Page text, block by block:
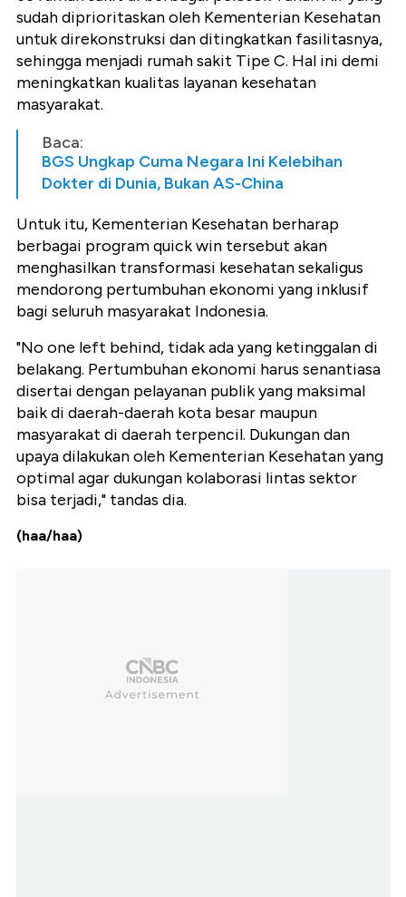
sudah diprioritaskan oleh Kementerian Kesehatan
untuk direkonstruksi dan ditingkatkan fasilitasnya,
sehingga menjadi rumah sakit Tipe C. Hal ini demi
meningkatkan kualitas layanan kesehatan
masyarakat.
Baca:
BGS Ungkap Cuma Negara Ini Kelebihan
Dokter di Dunia, Bukan AS-China
Untuk itu, Kementerian Kesehatan berharap
berbagai program quick win tersebut akan
menghasilkan transformasi kesehatan sekaligus
mendorong pertumbuhan ekonomi yang inklusif
bagi seluruh masyarakat Indonesia.
"No one left behind, tidak ada yang ketinggalan di
belakang. Pertumbuhan ekonomi harus senantiasa
disertai dengan pelayanan publik yang maksimal
baik di daerah-daerah kota besar maupun
masyarakat di daerah terpencil. Dukungan dan
upaya dilakukan oleh Kementerian Kesehatan yang
optimal agar dukungan kolaborasi lintas sektor
bisa terjadi," tandas dia.
(haa/haa)